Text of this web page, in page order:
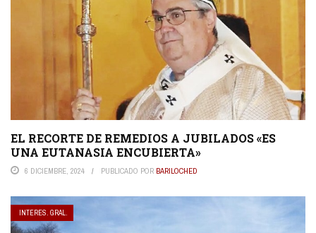
EL RECORTE DE REMEDIOS A JUBILADOS «ES
UNA EUTANASIA ENCUBIERTA»
6 DICIEMBRE, 2024 PUBLICADO POR BARILOCHED
INTERES. GRAL.